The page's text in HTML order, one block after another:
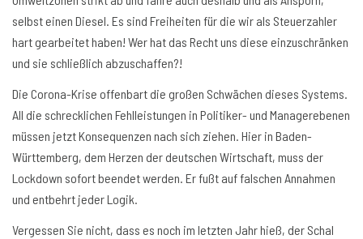
selbst einen Diesel. Es sind Freiheiten für die wir als Steuerzahler
hart gearbeitet haben! Wer hat das Recht uns diese einzuschränken
und sie schließlich abzuschaffen?!
Die Corona-Krise offenbart die großen Schwächen dieses Systems.
All die schrecklichen Fehlleistungen in Politiker- und Managerebenen
müssen jetzt Konsequenzen nach sich ziehen. Hier in Baden-
Württemberg, dem Herzen der deutschen Wirtschaft, muss der
Lockdown sofort beendet werden. Er fußt auf falschen Annahmen
und entbehrt jeder Logik.
Vergessen Sie nicht, dass es noch im letzten Jahr hieß, der Schal